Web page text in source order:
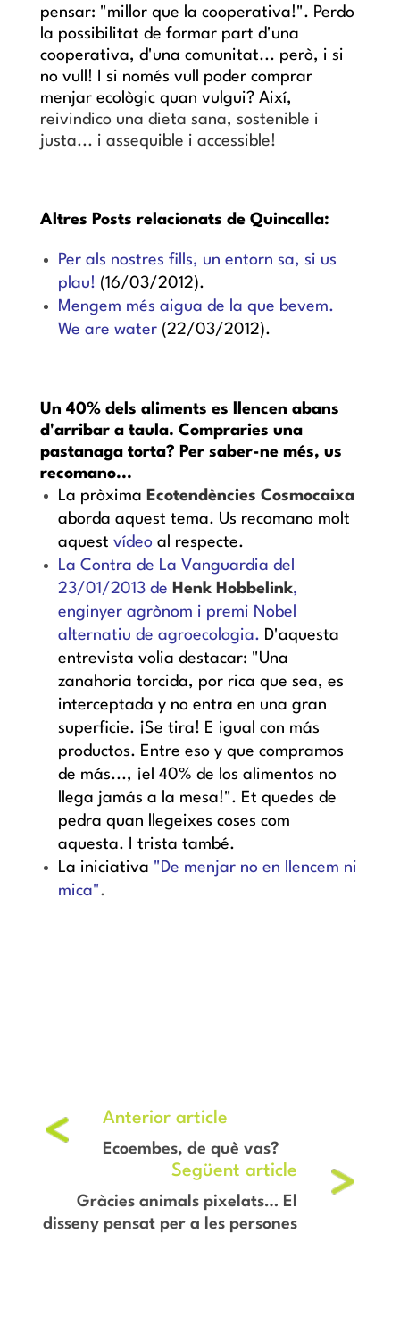
pensar: "millor que la cooperativa!". Perdo
la possibilitat de formar part d'una
cooperativa, d'una comunitat... però, i si
no vull! I si només vull poder comprar
menjar ecològic quan vulgui? Així,
reivindico una dieta sana, sostenible i
justa... i assequible i accessible!
Altres Posts relacionats de Quincalla:
Per als nostres fills, un entorn sa, si us
plau! (16/03/2012).
Mengem més aigua de la que bevem.
We are water (22/03/2012).
Un 40% dels aliments es llencen abans
d'arribar a taula. Compraries una
pastanaga torta? Per saber-ne més, us
recomano...
La pròxima Ecotendències Cosmocaixa
aborda aquest tema. Us recomano molt
aquest vídeo al respecte.
La Contra de La Vanguardia del
23/01/2013 de Henk Hobbelink,
enginyer agrònom i premi Nobel
alternatiu de agroecologia. D'aquesta
entrevista volia destacar: "Una
zanahoria torcida, por rica que sea, es
interceptada y no entra en una gran
superficie. ¡Se tira! E igual con más
productos. Entre eso y que compramos
de más..., ¡el 40% de los alimentos no
llega jamás a la mesa!". Et quedes de
pedra quan
llegeixes coses com
aquesta. I trista també.
La iniciativa "De menjar no en llencem ni
mica".
Ecoembes, de què vas?
Gràcies animals pixelats… El
disseny pensat per a les persones